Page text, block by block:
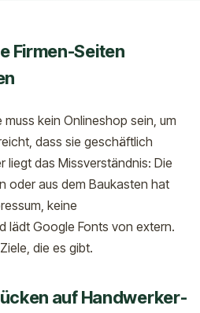
Firmen-Seiten
kein Onlineshop sein, um
dass sie geschäftlich
liegt das Missverständnis: Die
oder aus dem Baukasten hat
keine
lädt Google Fonts von extern.
die es gibt.
auf Handwerker-